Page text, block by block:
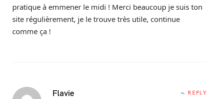
pratique à emmener le midi ! Merci beaucoup je suis ton
site régulièrement, je le trouve très utile, continue
comme ça !
Flavie REPLY